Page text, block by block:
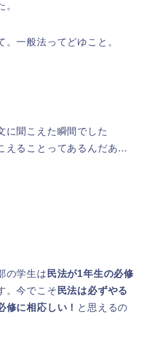
一般法ってどゆこと。
に聞こえた瞬間でした
えることってあるんだあ…
の学生は 民法が1年生の必修
。今でこそ 民法は必ずやる
修に相応しい！ と思えるの